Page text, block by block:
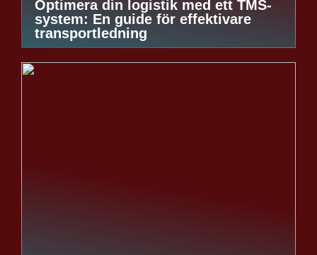
Optimera din logistik med ett TMS-
system: En guide för effektivare
transportledning